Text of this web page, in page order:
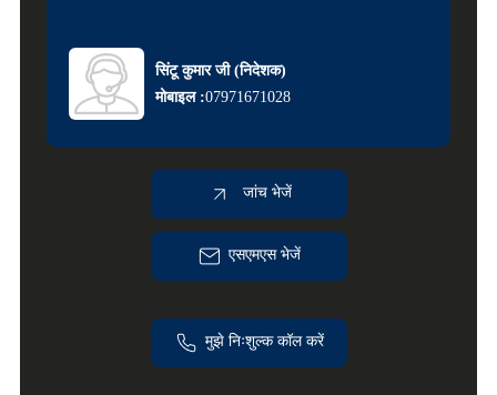
सिंटू कुमार जी(निदेशक)
मोबाइल :07971671028
जांच भेजें
एसएमएस भेजें
मुझे निःशुल्क कॉल करें